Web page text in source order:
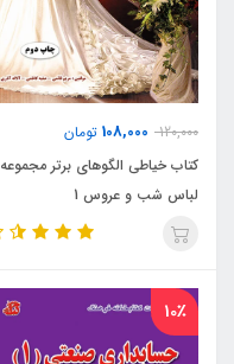
120,000
108,000 تومان
کتاب خیاطی الگوهای برتر مجموعه
لباس شب و عروس 1
10٪